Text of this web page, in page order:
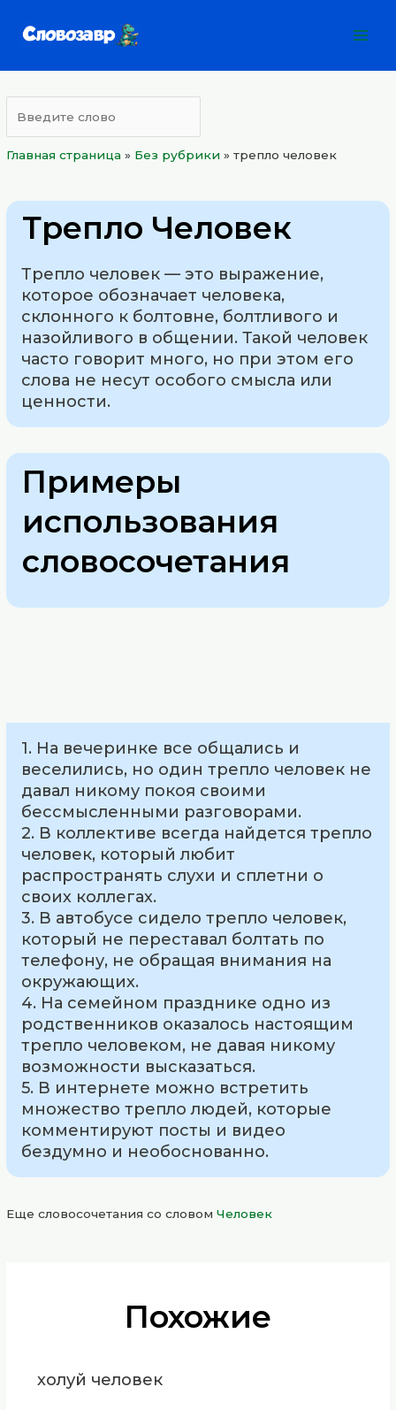
Главная страница » Без рубрики »трепло человек
Трепло Человек
Трепло человек — это выражение,
которое обозначает человека,
склонного к болтовне, болтливого и
назойливого в общении. Такой человек
часто говорит много, но при этом его
слова не несут особого смысла или
ценности.
Примеры
использования
словосочетания
1. На вечеринке все общались и
веселились, но один трепло человек не
давал никому покоя своими
бессмысленными разговорами.
2. В коллективе всегда найдется трепло
человек, который любит
распространять слухи и сплетни о
своих коллегах.
3. В автобусе сидело трепло человек,
который не переставал болтать по
телефону, не обращая внимания на
окружающих.
4. На семейном празднике одно из
родственников оказалось настоящим
трепло человеком, не давая никому
возможности высказаться.
5. В интернете можно встретить
множество трепло людей, которые
комментируют посты и видео
бездумно и необоснованно.
Еще словосочетания со словомЧеловек
Похожие
холуй человек